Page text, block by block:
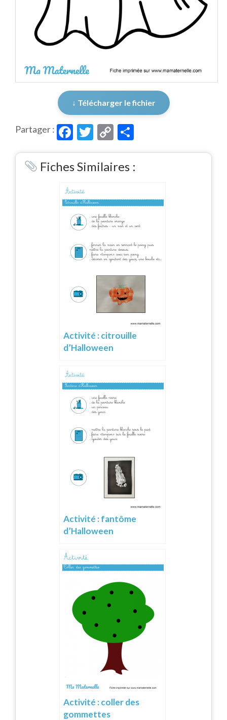
↓ Télécharger le fichier
Partager : Facebook
Twitter
Copy
Link
Fiches Similaires :
Activité : citrouille
d’Halloween
Activité : fantôme
d’Halloween
Activité : coller des
gommettes